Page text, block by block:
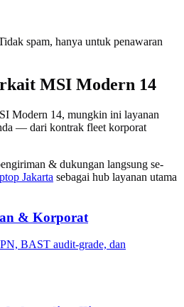
spam, hanya untuk penawaran
MSI Modern 14
Modern 14, mungkin ini layanan
— dari kontrak fleet korporat
& dukungan langsung se-
Jakarta sebagai hub layanan utama
& Korporat
BAST audit-grade, dan